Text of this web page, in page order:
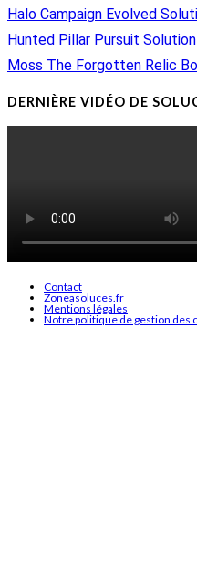
Halo Campaign Evolved
Hunted Pillar Pursuit
Moss The Forgotten Relic
DERNIÈRE VIDÉO DE
Contact
Zoneasoluces.fr
Mentions légales
Notre politique de gestion des